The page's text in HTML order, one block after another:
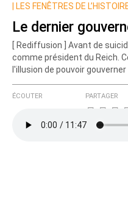
LES FENÊTRES DE
Le dernier
[ Rediffusion ] Avant de
comme président du Reich.
l'illusion de pouvoir
ÉCOUTER PARTAGER